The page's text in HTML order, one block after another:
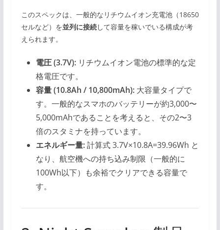
このスペックは、一般的なリチウムイオン充電池（18650
セルなど）を並列に接続して容量を稼いでいる構成が考
えられます。
電圧 (3.7V):リチウムイオン電池の標準的な定
格電圧です。
容量 (10.8Ah / 10,800mAh):大容量タイプで
す。一般的なスマホのバッテリーが約3,000〜
5,000mAhであることを考えると、その2〜3
倍のスタミナを持っています。
エネルギー量:計算式 3.7V×10.8A=39.96Wh と
なり、航空機への持ち込み制限（一般的に
100Wh以下）も余裕でクリアできる容量で
す。